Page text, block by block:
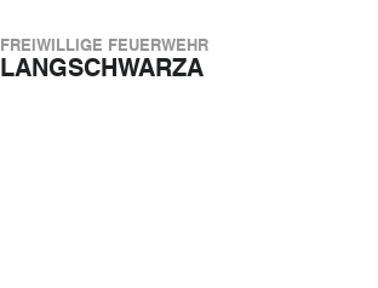
FREIWILLIGE FEUERWEHR
LANGSCHWARZA